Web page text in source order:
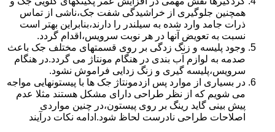
همچنین جلوگیری از خراشیدگی شفت جک،ناشی از تماس
ذرات جامد وارد شده به سیلندر را دارند،بنابراین بهتر است
نسبت به تعویض آنها در هر نوبت سرویس،اقدام گردد.
وجود پلیسه و زنگ زدگی بر روی قسمتهای مختلف جک باعث
صدمه به لوازم آب بندی در هنگام مونتاژ می گردد.در هنگام
سرویس،پلیسه گیری و زنگ زدایی فراموش نشود.
در بسیاری از موارد پس ازدمونتاژ جک ها با پیستونهایی مواجه
می شویم که از نظر طراحی دارای مشکل هستند مثلا عدم
پیش بینی گاید رینگ بر روی پیستون،در چنین مواردی
اصلاحات طراحی نادرست لحاظ شود.ادامه نکات درآیند